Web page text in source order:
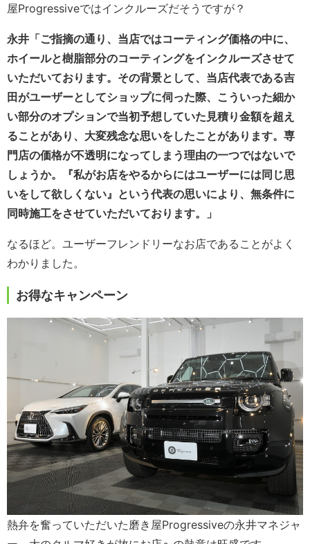
屋Progressiveではインクルーズだそうですが？
永井「ご指摘の通り、当店ではコーティング価格の中に、
ホイールと樹脂部分のコーティングをインクルーズさせて
いただいております。その背景として、当店代表である吉
田がユーザーとしてショップに伺った際、こういった細か
い部分のオプションで当初予想していた見積り金額を超え
ることがあり、大変残念な思いをしたことがあります。専
門店の価格が不透明になってしまう理由の一つではないで
しょうか。『私がお店をやるからにはユーザーには同じ思
いをして欲しくない』という代表の思いにより、無条件に
同時施工をさせていただいております。」
なるほど。ユーザーフレンドリーなお店であることがよく
わかりました。
お得なキャンペーン
熱弁を奮っていただいた磨き屋Progressiveの永井マネジャ